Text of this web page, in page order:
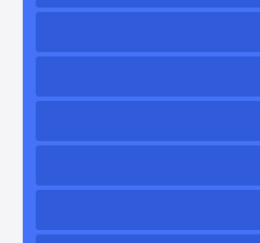
منتشر شد